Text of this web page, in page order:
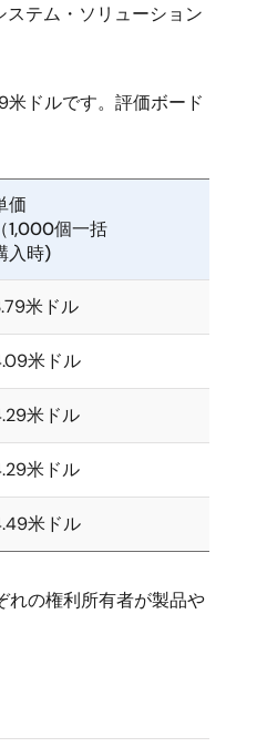
テム・ソリューション
ドルです。評価ボード
価
（1,000個一括
入時)
米ドル
米ドル
米ドル
米ドル
米ドル
の権利所有者が製品や